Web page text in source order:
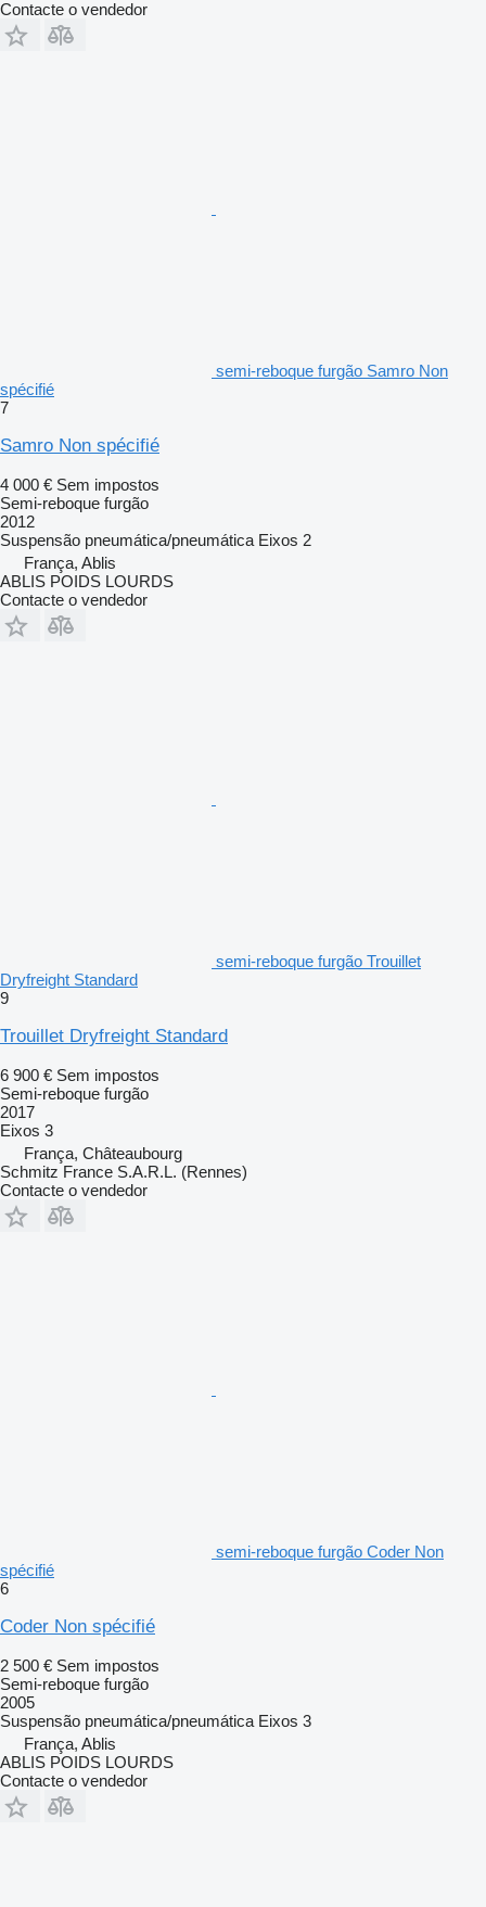
Contacte o vendedor
semi-reboque furgão Samro Non
spécifié
7
Samro Non spécifié
4 000 € Sem impostos
Semi-reboque furgão
2012
Suspensão pneumática/pneumática Eixos 2
França, Ablis
ABLIS POIDS LOURDS
Contacte o vendedor
semi-reboque furgão Trouillet
Dryfreight Standard
9
Trouillet Dryfreight Standard
6 900 € Sem impostos
Semi-reboque furgão
2017
Eixos 3
França, Châteaubourg
Schmitz France S.A.R.L. (Rennes)
Contacte o vendedor
semi-reboque furgão Coder Non
spécifié
6
Coder Non spécifié
2 500 € Sem impostos
Semi-reboque furgão
2005
Suspensão pneumática/pneumática Eixos 3
França, Ablis
ABLIS POIDS LOURDS
Contacte o vendedor